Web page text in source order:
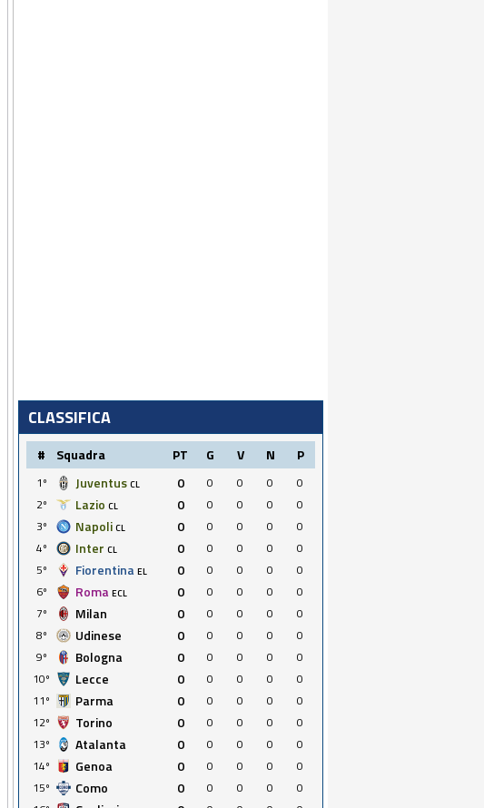
CLASSIFICA
# Squadra PT G V N P
1º Juventus CL 0 0 0 0
0
2º
Lazio CL 0 0 0 0
0
3º
Napoli CL 0 0 0 0
0
4º
Inter CL 0 0 0 0
0
5º
Fiorentina EL 0 0 0 0
0
6º
Roma ECL 0 0 0 0
0
7º
Milan 0 0 0 0
0
8º
Udinese 0 0 0 0
0
9º
Bologna 0 0 0 0
0
10º
Lecce 0 0 0 0
0
11º
Parma 0 0 0 0
0
12º
Torino 0 0 0 0
0
13º
Atalanta 0 0 0 0
0
14º
Genoa 0 0 0 0
0
15º
Como 0 0 0 0
0